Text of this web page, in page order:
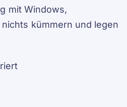
mit Windows,
kümmern und legen